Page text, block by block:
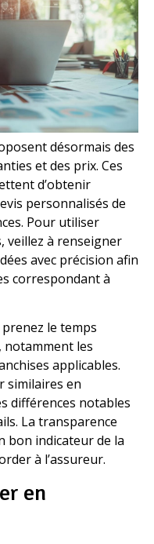
désormais des
et des prix. Ces
d’obtenir
personnalisés de
Pour utiliser
veillez à renseigner
avec précision afin
correspondant à
le temps
notamment les
applicables.
similaires en
différences notables
La transparence
bon indicateur de la
à l’assureur.
en